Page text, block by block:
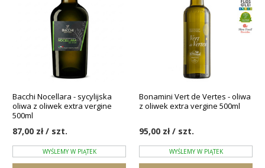
Bacchi Nocellara - sycylijska
oliwa z oliwek extra vergine
500ml
87,00 zł / szt.
WYŚLEMY W PIĄTEK
Bonamini Vert de Vertes - oliwa
z oliwek extra vergine 500ml
95,00 zł / szt.
WYŚLEMY W PIĄTEK